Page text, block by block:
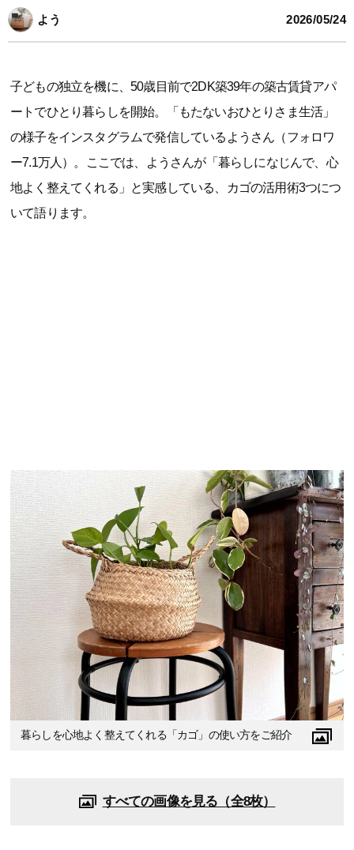
よう 2026/05/24
子どもの独立を機に、50歳目前で2DK築39年の築古賃貸アパ
ートでひとり暮らしを開始。「もたないおひとりさま生活」
の様子をインスタグラムで発信しているようさん（フォロワ
ー7.1万人）。ここでは、ようさんが「暮らしになじんで、心
地よく整えてくれる」と実感している、カゴの活用術3つにつ
いて語ります。
暮らしを心地よく整えてくれる「カゴ」の使い方をご紹介
すべての画像を見る（全8枚）